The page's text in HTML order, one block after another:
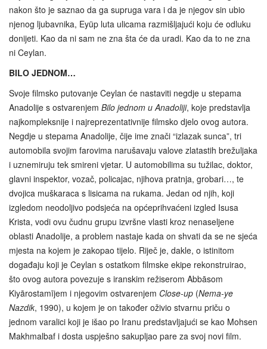
nakon što je saznao da ga supruga vara i da je njegov sin ubio
njenog ljubavnika, Eyüp luta ulicama razmišljajući koju će odluku
donijeti. Kao da ni sam ne zna šta će da uradi. Kao da to ne zna
ni Ceylan.
BILO JEDNOM…
Svoje filmsko putovanje Ceylan će nastaviti negdje u stepama
Anadolije s ostvarenjem Bilo jednom u Anadoliji, koje predstavlja
najkompleksnije i najreprezentativnije filmsko djelo ovog autora.
Negdje u stepama Anadolije, čije ime znači “izlazak sunca”, tri
automobila svojim farovima narušavaju valove zlatastih brežuljaka
i uznemiruju tek smireni vjetar. U automobilima su tužilac, doktor,
glavni inspektor, vozač, policajac, njihova pratnja, grobari…, te
dvojica muškaraca s lisicama na rukama. Jedan od njih, koji
izgledom neodoljivo podsjeća na općeprihvaćeni izgled Isusa
Krista, vodi ovu čudnu grupu izvršne vlasti kroz nenaseljene
oblasti Anadolije, a problem nastaje kada on shvati da se ne sjeća
mjesta na kojem je zakopao tijelo. Riječ je, dakle, o istinitom
događaju koji je Ceylan s ostatkom filmske ekipe rekonstruirao,
što ovog autora povezuje s iranskim režiserom Abbāsom
Kiyārostamījem i njegovim ostvarenjem Close-up (Nema-ye
Nazdik, 1990), u kojem je on također oživio stvarnu priču o
jednom varalici koji je išao po Iranu predstavljajući se kao Mohsen
Makhmalbaf i dosta uspješno sakupljao pare za svoj novi film.